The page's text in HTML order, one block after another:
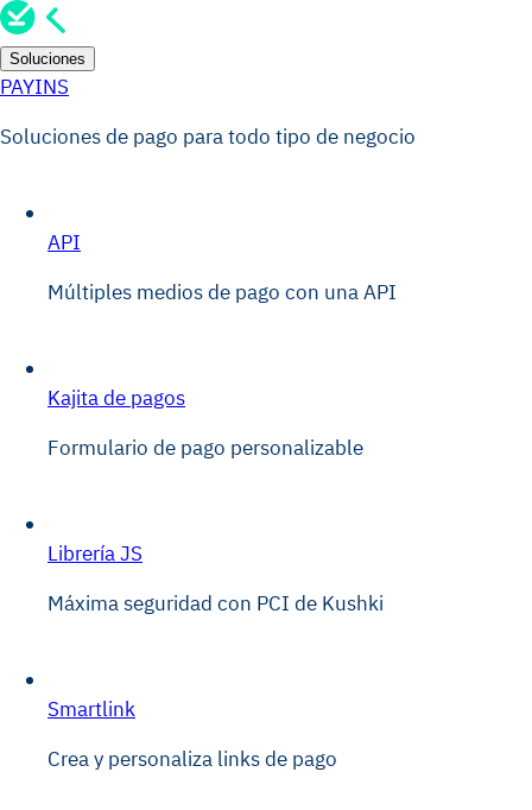
Soluciones
PAYINS
Soluciones de pago para todo tipo de negocio
API
Múltiples medios de pago con una API
Kajita de pagos
Formulario de pago personalizable
Librería JS
Máxima seguridad con PCI de Kushki
Smartlink
Crea y personaliza links de pago